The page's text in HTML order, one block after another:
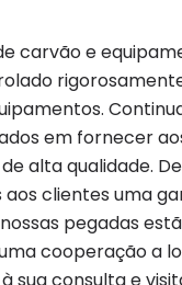
carvão e
em fornecer
alta qualidade.
clientes uma
pegadas
cooperação a